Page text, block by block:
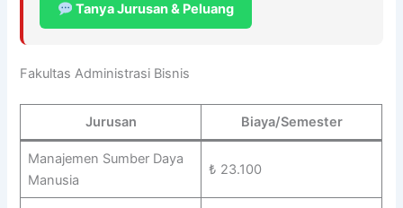
Tanya Jurusan & Peluang
Fakultas Administrasi Bisnis
Jurusan Biaya/Semester
Manajemen Sumber Daya
Manusia
₺ 23.100